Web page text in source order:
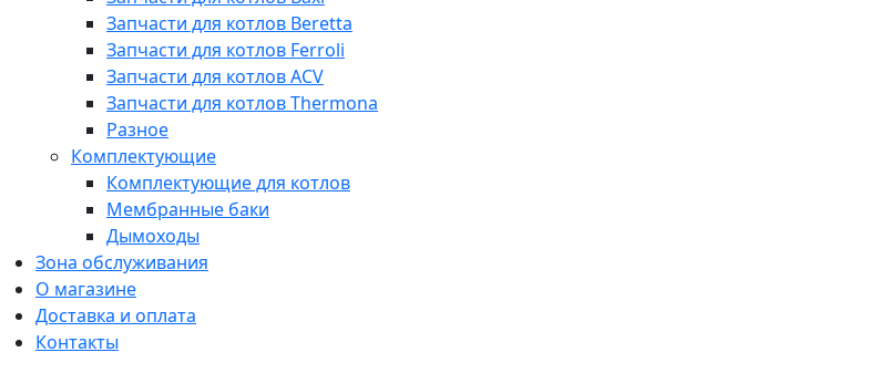
Запчасти для котлов Beretta
Запчасти для котлов Ferroli
Запчасти для котлов ACV
Запчасти для котлов Thermona
Разное
Комплектующие
Комплектующие для котлов
Мембранные баки
Дымоходы
Зона обслуживания
О магазине
Доставка и оплата
Контакты